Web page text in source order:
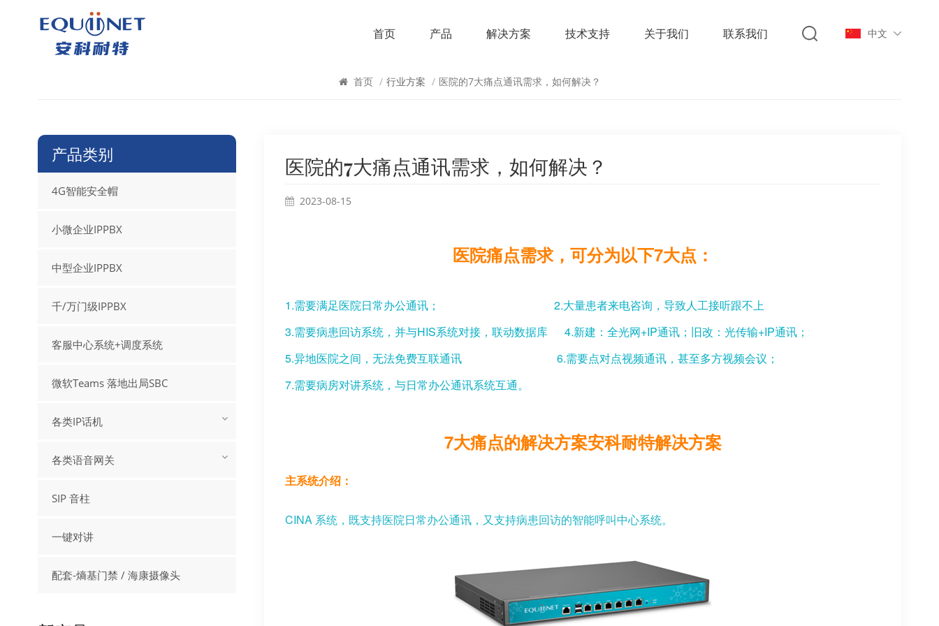
首页 产品 解决方案 技术支持 关于我们 联系我们 中文
行业方案
首页 / 行业方案 / 医院的7大痛点通讯需求，如何解决？
医院的7大痛点通讯需求，如何解决？
2023-08-15
医院痛点需求，可分为以下7大点：
1.需要满足医院日常办公通讯；2.大量患者来电咨询，导致人工接听跟不上
3.需要病患回访系统，并与HIS系统对接，联动数据库4.新建：全光网+IP通讯；旧改：光传输+IP通讯；
5.异地医院之间，无法免费互联通讯6.需要点对点视频通讯，甚至多方视频会议；
7.需要病房对讲系统，与日常办公通讯系统互通。
7大痛点的解决方案安科耐特解决方案
主系统介绍：
CINA 系统，既支持医院日常办公通讯，又支持病患回访的智能呼叫中心系统。
产品类别
4G智能安全帽
小微企业IPPBX
中型企业IPPBX
千/万门级IPPBX
客服中心系统+调度系统
微软Teams 落地出局SBC
各类IP话机
各类语音网关
SIP 音柱
一键对讲
配套-熵基门禁 / 海康摄像头